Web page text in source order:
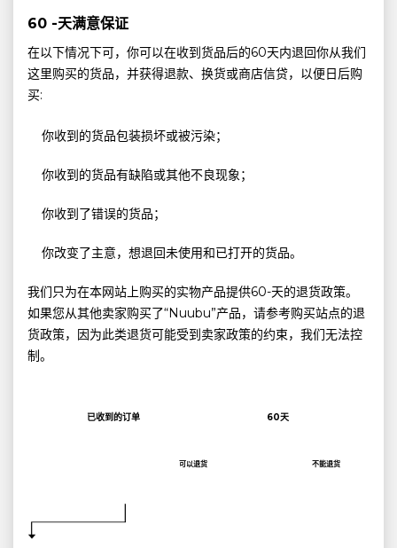
60 -天满意保证
在以下情况下可，你可以在收到货品后的60天内退回你从我们
这里购买的货品，并获得退款、换货或商店信贷，以便日后购
买:
你收到的货品包装损坏或被污染；
你收到的货品有缺陷或其他不良现象；
你收到了错误的货品；
你改变了主意，想退回未使用和已打开的货品。
我们只为在本网站上购买的实物产品提供60-天的退货政策。
如果您从其他卖家购买了“Nuubu”产品，请参考购买站点的退
货政策，因为此类退货可能受到卖家政策的约束，我们无法控
制。
已收到的订单 60天
可以退货 不能退货